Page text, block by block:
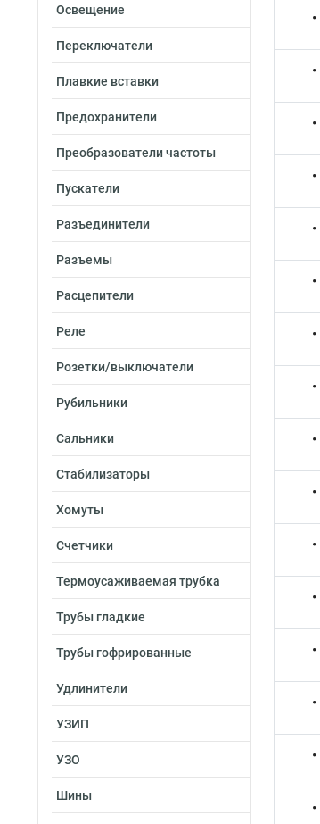
Освещение
Переключатели
Плавкие вставки
Предохранители
Преобразователи частоты
Пускатели
Разъединители
Разъемы
Расцепители
Реле
Розетки/выключатели
Рубильники
Сальники
Стабилизаторы
Хомуты
Счетчики
Термоусаживаемая трубка
Трубы гладкие
Трубы гофрированные
Удлинители
УЗИП
УЗО
Шины